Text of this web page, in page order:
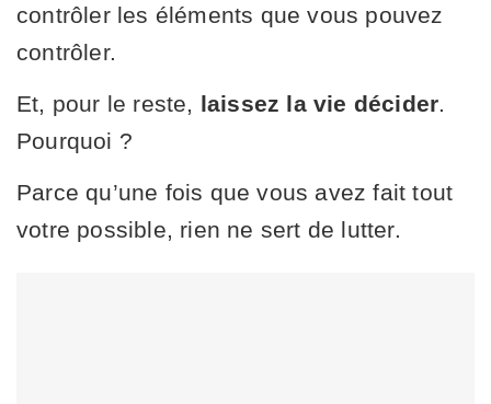
contrôler les éléments que vous pouvez
contrôler.
Et, pour le reste, laissez la vie décider
Pourquoi ?
Parce qu’une fois que vous avez fait tout
votre possible, rien ne sert de lutter.